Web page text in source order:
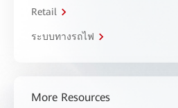
Retail
ระบบทางรถไฟ
More Resources